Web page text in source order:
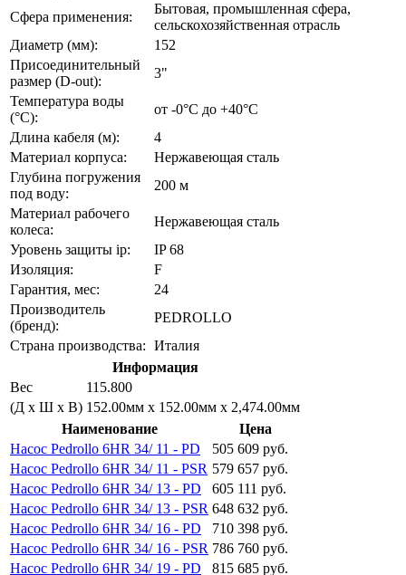
Сфера применения:
Бытовая, промышленная сфера,
сельскохозяйственная отрасль
Диаметр (мм):
152
Присоединительный
размер (D-out):
3"
Температура воды
(°C):
от -0°C до +40°С
Длина кабеля (м):
4
Материал корпуса:
Нержавеющая сталь
Глубина погружения
под воду:
200 м
Материал рабочего
колеса:
Нержавеющая сталь
Уровень защиты ip:
IP 68
Изоляция:
F
Гарантия, мес:
24
Производитель
(бренд):
PEDROLLO
Страна производства: Италия
Информация
Вес
115.800
(Д х Ш х В) 152.00мм x 152.00мм x 2,474.00мм
Наименование
Цена
Насос Pedrollo 6HR 34/ 11 - PD
505 609 руб.
Насос Pedrollo 6HR 34/ 11 - PSR 579 657 руб.
Насос Pedrollo 6HR 34/ 13 - PD
605 111 руб.
Насос Pedrollo 6HR 34/ 13 - PSR 648 632 руб.
Насос Pedrollo 6HR 34/ 16 - PD
710 398 руб.
Насос Pedrollo 6HR 34/ 16 - PSR 786 760 руб.
Насос Pedrollo 6HR 34/ 19 - PD
815 685 руб.